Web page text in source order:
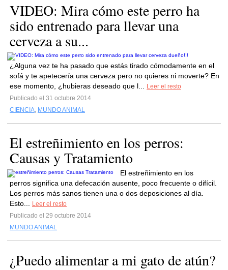
VIDEO: Mira cómo este perro ha
sido entrenado para llevar una
cerveza a su...
¿Alguna vez te ha pasado que estás tirado cómodamente en el
sofá y te apetecería una cerveza pero no quieres ni moverte? En
ese momento, ¿hubieras deseado que l...
Leer el resto
Publicado el 31 octubre 2014
CIENCIA, MUNDO ANIMAL
El estreñimiento en los perros:
Causas y Tratamiento
El estreñimiento en los
perros significa una defecación ausente, poco frecuente o difícil.
Los perros más sanos tienen una o dos deposiciones al día.
Esto...
Leer el resto
Publicado el 29 octubre 2014
MUNDO ANIMAL
¿Puedo alimentar a mi gato de atún?